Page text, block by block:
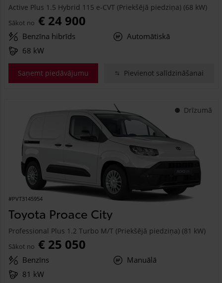
Active Plus 1.5 Hybrid 115 e-CVT (Priekšējā piedziņa) (68 kW)
Sākot no € 24 900
Benzīna hibrīds
Automātiskā
68 kW
Saņemt piedāvājumu Pievienot salīdzināšanai
Drīzumā
#PVT3145954
Toyota Proace City
Professional Plus 1.2 Turbo M/T (Priekšējā piedziņa) (81 kW)
Sākot no € 25 050
Benzīns
Manuālā
81 kW